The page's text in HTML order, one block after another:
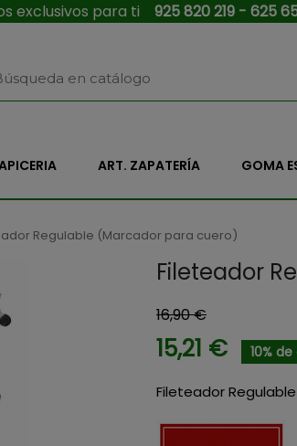
exclusivos para ti 925 820 219 - 625
ART. ZAPATERÍA GOMA
Regulable (Marcador para cuero)
Fileteador
16,90 €
15,21 € 10%
Fileteador